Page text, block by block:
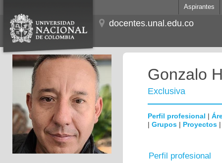
Aspirantes
docentes.unal.edu.co
Gonzalo
Exclusiva
Perfil profesional |
| Grupos | Proyectos
Perfil profesional